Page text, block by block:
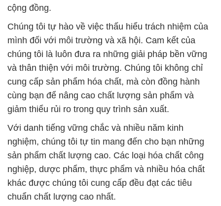
cộng đồng.
Chúng tôi tự hào về việc thấu hiểu trách nhiệm của
mình đối với môi trường và xã hội. Cam kết của
chúng tôi là luôn đưa ra những giải pháp bền vững
và thân thiện với môi trường. Chúng tôi không chỉ
cung cấp sản phẩm hóa chất, mà còn đồng hành
cùng bạn để nâng cao chất lượng sản phẩm và
giảm thiểu rủi ro trong quy trình sản xuất.
Với danh tiếng vững chắc và nhiều năm kinh
nghiệm, chúng tôi tự tin mang đến cho bạn những
sản phẩm chất lượng cao. Các loại hóa chất công
nghiệp, dược phẩm, thực phẩm và nhiều hóa chất
khác được chúng tôi cung cấp đều đạt các tiêu
chuẩn chất lượng cao nhất.